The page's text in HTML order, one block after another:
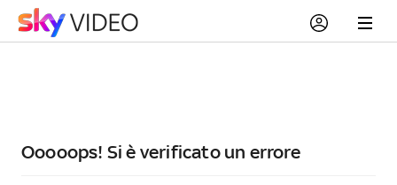
Ooooops! Si è verificato un errore